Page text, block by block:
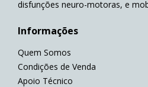
disfunções neuro-motoras, e
Informações
Quem Somos
Condições de Venda
Apoio Técnico